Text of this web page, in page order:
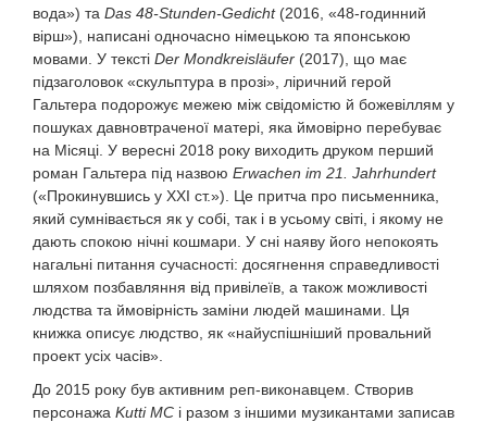
вода») та Das 48-Stunden-Gedicht(2016, «48-годинний
вірш»), написані одночасно німецькою та японською
мовами. У тексті Der Mondkreisläufer (2017), що має
підзаголовок «скульптура в прозі», ліричний герой
Гальтера подорожує межею між свідомістю й божевіллям у
пошуках давновтраченої матері, яка ймовірно перебуває
на Місяці. У вересні 2018 року виходить друком перший
роман Гальтера під назвою Erwachen im 21. Jahrhundert
(«Прокинувшись у ХХІ ст.»). Це притча про письменника,
який сумнівається як у собі, так і в усьому світі, і якому не
дають спокою нічні кошмари. У сні наяву його непокоять
нагальні питання сучасності: досягнення справедливості
шляхом позбавляння від привілеїв, а також можливості
людства та ймовірність заміни людей машинами. Ця
книжка описує людство, як «найуспішніший провальний
проект усіх часів».
До 2015 року був активним реп-виконавцем. Створив
персонажа Kutti MC і разом з іншими музикантами записав